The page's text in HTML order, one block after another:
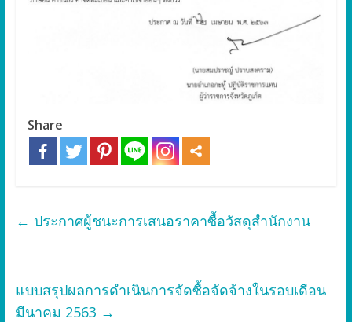
Share
← ประกาศผู้ชนะการเสนอราคาซื้อวัสดุสำนักงาน
แบบสรุปผลการดำเนินการจัดซื้อจัดจ้างในรอบเดือน
มีนาคม 2563 →